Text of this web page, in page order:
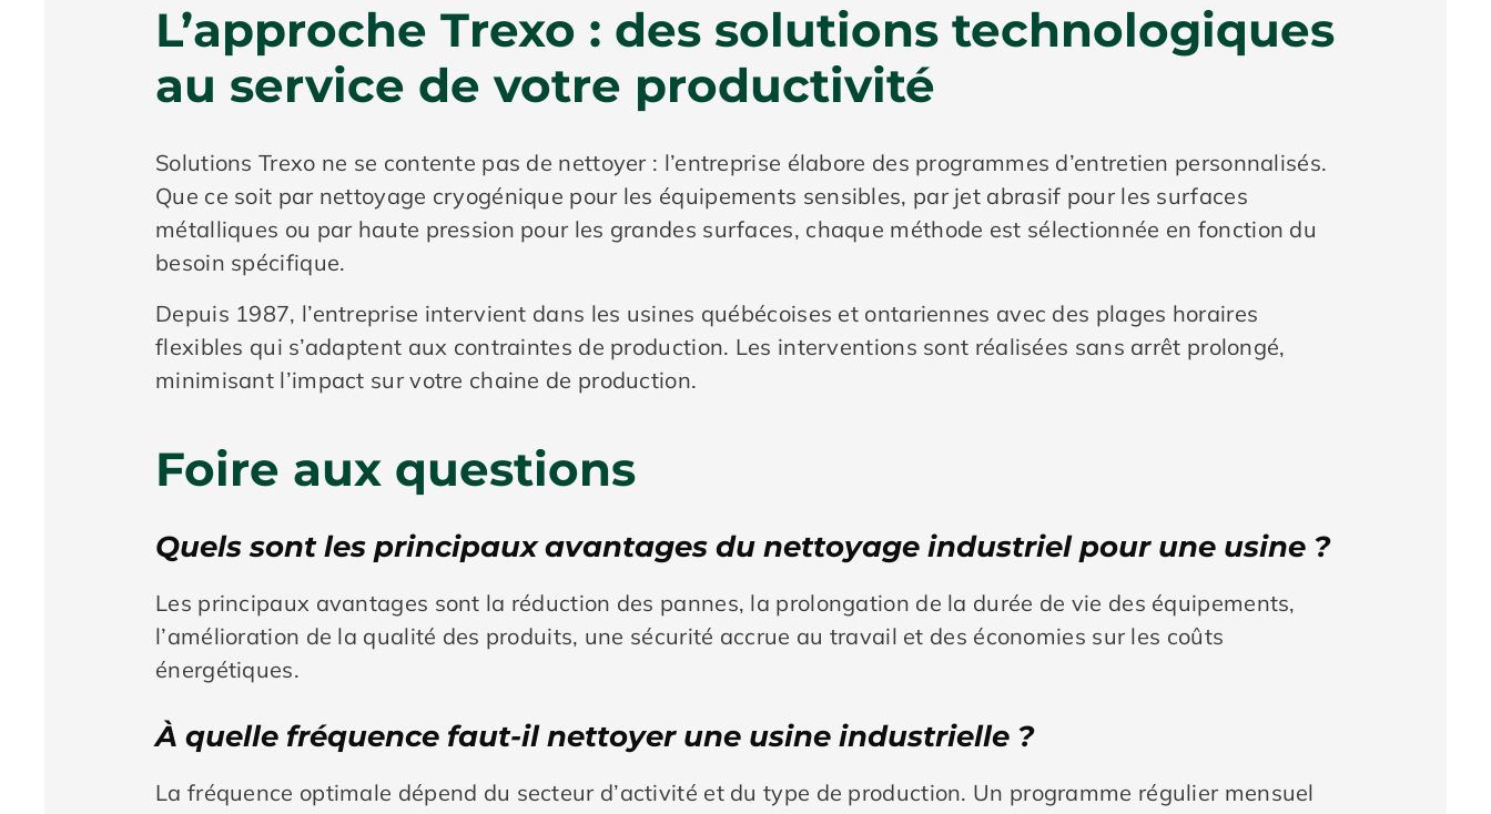
L’approche Trexo : des solutions technologiques
au service de votre productivité
Solutions Trexo ne se contente pas de nettoyer : l’entreprise élabore des programmes d’entretien personnalisés.
Que ce soit par nettoyage cryogénique pour les équipements sensibles, par jet abrasif pour les surfaces
métalliques ou par haute pression pour les grandes surfaces, chaque méthode est sélectionnée en fonction du
besoin spécifique.
Depuis 1987, l’entreprise intervient dans les usines québécoises et ontariennes avec des plages horaires
flexibles qui s’adaptent aux contraintes de production. Les interventions sont réalisées sans arrêt prolongé,
minimisant l’impact sur votre chaine de production.
Foire aux questions
Quels sont les principaux avantages du nettoyage industriel pour une usine ?
Les principaux avantages sont la réduction des pannes, la prolongation de la durée de vie des équipements,
l’amélioration de la qualité des produits, une sécurité accrue au travail et des économies sur les coûts
énergétiques.
À quelle fréquence faut-il nettoyer une usine industrielle ?
La fréquence optimale dépend du secteur d’activité et du type de production. Un programme régulier mensuel